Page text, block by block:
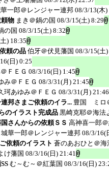
一郎＠レンジャー連邦 08/3/13(木)
物 まき＠鍋の国 08/3/15(土) 8:29
の国 08/3/15(土) 8:32
) 18:35
頼の品 伯牙＠伏見藩国 08/3/15(土
日) 0:25
ＦＥＧ 08/3/16(日) 1:45
み＠ＦＥＧ 08/3/31(月) 21:45
珂あゆみ＠ＦＥＧ 08/3/31(月) 21:46
邦さまご依頼のイラ... 豊国 ミロ
のイラスト完成品 黒崎克耶＠海法
さんからの依頼ＳＳ 高神喜一郎
城華一郎＠レンジャー連邦 08/3/16(
依頼のイラスト 蒼のあおひと＠海
け藩国 08/3/16(日) 21:41
む～む～＠紅葉国 08/3/16(日)